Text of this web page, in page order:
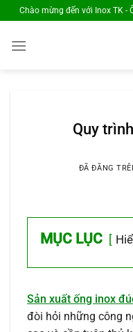
Chuyển
đến
nội
Chào mừng đến với Inox TK -
Quy
ĐÃ ĐĂNG
MỤC LỤC
Sản xuất ống inox
đòi hỏi những công